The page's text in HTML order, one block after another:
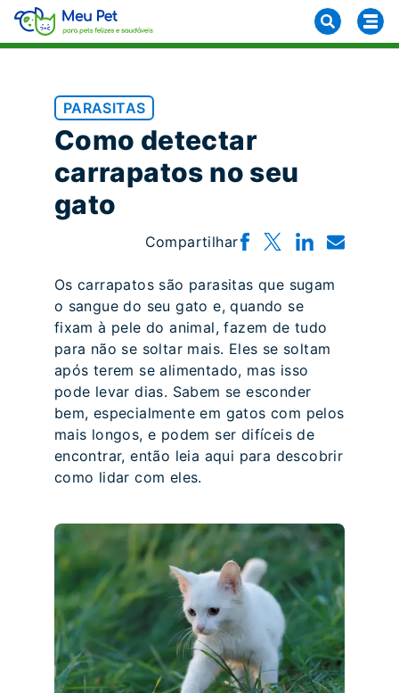
PARASITAS
Como detectar
carrapatos no seu
gato
Compartilhar
Os carrapatos são parasitas que sugam
o sangue do seu gato e, quando se
fixam à pele do animal, fazem de tudo
para não se soltar mais. Eles se soltam
após terem se alimentado, mas isso
pode levar dias. Sabem se esconder
bem, especialmente em gatos com pelos
mais longos, e podem ser difíceis de
encontrar, então leia aqui para descobrir
como lidar com eles.